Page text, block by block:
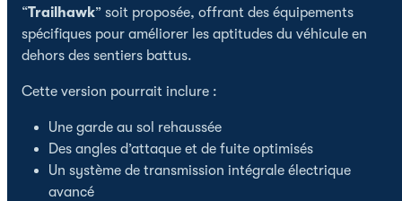
“Trailhawk” soit proposée, offrant des équipements
spécifiques pour améliorer les aptitudes du véhicule en
dehors des sentiers battus.
Cette version pourrait inclure :
Une garde au sol rehaussée
Des angles d’attaque et de fuite optimisés
Un système de transmission intégrale électrique
avancé